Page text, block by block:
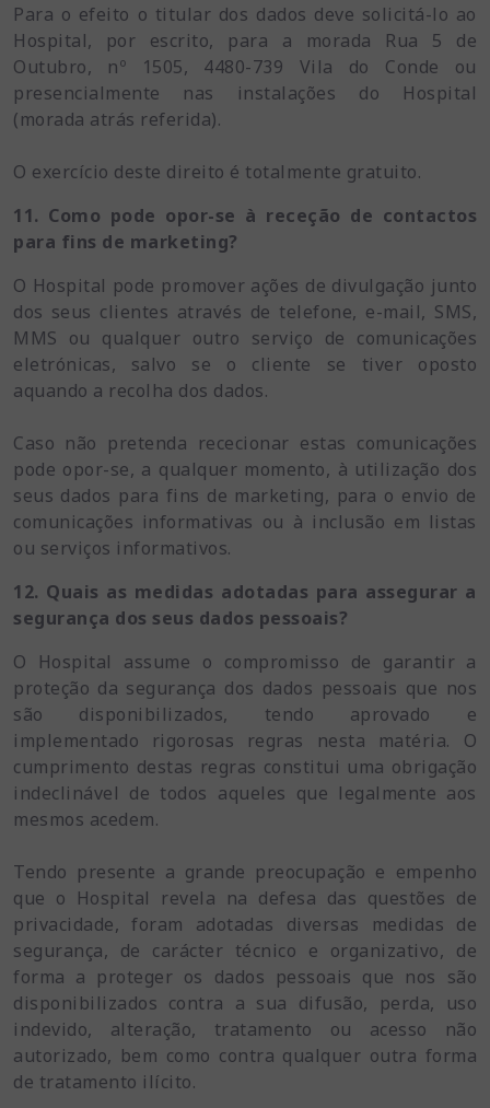
Para o efeito o titular dos dados deve solicitá-lo ao
Hospital, por escrito, para a morada Rua 5 de
Outubro, nº 1505, 4480-739 Vila do Conde ou
presencialmente nas instalações do Hospital
(morada atrás referida).
O exercício deste direito é totalmente gratuito.
11. Como pode opor-se à receção de contactos
para fins de marketing?
O Hospital pode promover ações de divulgação junto
dos seus clientes através de telefone, e-mail, SMS,
MMS ou qualquer outro serviço de comunicações
eletrónicas, salvo se o cliente se tiver oposto
aquando a recolha dos dados.
Caso não pretenda rececionar estas comunicações
pode opor-se, a qualquer momento, à utilização dos
seus dados para fins de marketing, para o envio de
comunicações informativas ou à inclusão em listas
ou serviços informativos.
12. Quais as medidas adotadas para assegurar a
segurança dos seus dados pessoais?
O Hospital assume o compromisso de garantir a
proteção da segurança dos dados pessoais que nos
são disponibilizados, tendo aprovado e
implementado rigorosas regras nesta matéria. O
cumprimento destas regras constitui uma obrigação
indeclinável de todos aqueles que legalmente aos
mesmos acedem.
Tendo presente a grande preocupação e empenho
que o Hospital revela na defesa das questões de
privacidade, foram adotadas diversas medidas de
segurança, de carácter técnico e organizativo, de
forma a proteger os dados pessoais que nos são
disponibilizados contra a sua difusão, perda, uso
indevido, alteração, tratamento ou acesso não
autorizado, bem como contra qualquer outra forma
de tratamento ilícito.